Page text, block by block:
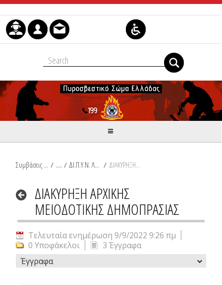
Μετάβαση στο περιεχόμενο
Συμβάσεις Διαβουλεύσεις Διαγωνισμοί / ΔΙ.Π.Υ.Ν. ΛΑΚΩΝΙΑΣ / ΔΙΑΚΥΡΗΞΗ ΑΡΧΙΚΗΣ ΜΕΙΟΔΟΤΙΚΗΣ ΔΗΜΟΠΡΑΣΙΑΣ
ΔΙΑΚΥΡΗΞΗ ΑΡΧΙΚΗΣ
ΜΕΙΟΔΟΤΙΚΗΣ ΔΗΜΟΠΡΑΣΙΑΣ
Τελευταία ενημέρωση 9/9/2022 9:26 πμ
0 Υποφάκελοι
3 Έγγραφα
Έγγραφα